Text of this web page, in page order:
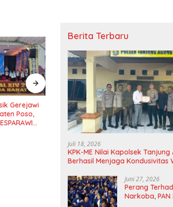
Longsor
Kepala BNPB Tinjau Langsung
Lokasi Terdampak Gempa di
Sigi
Berita Terbaru
Juli 18, 2026
KPK-ME Nilai Kapolsek Tanjung
Berhasil Menjaga Kondusivitas
Langsung
Juni 27, 2026
Perang
Narkoba, PAN